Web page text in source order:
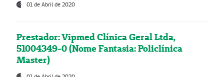
01 de Abril de 2020
Prestador: Vipmed Clínica Geral Ltda,
51004349-0 (Nome Fantasia: Policlínica
Master)